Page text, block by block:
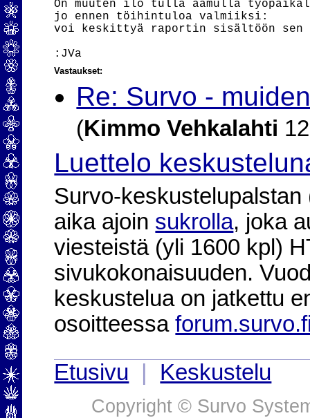
On muuten ilo tulla aamulla
jo ennen töihintuloa valmiiksi:
voi keskittyä raportin sisältöön
Vastaukset:
Re: Survo -
(Kimmo Vehkalahti
Luettelo
Survo-
aika ajoin sukrolla, joka
viesteistä (yli 1600 kpl)
sivukokonaisuuden.
keskustelua on jatkettu
osoitteessa
Etusivu
Keskustelu
Copyright © Survo